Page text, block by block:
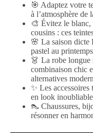
🎯 Adaptez votre
à l’atmosphère de
🎨 Évitez le blanc,
cousins : ces
🌸 La saison dicte
pastel au
👗 La robe longue
combinaison chic
alternatives
✨ Les
en look inoubliable
👠 Chaussures,
résonner en